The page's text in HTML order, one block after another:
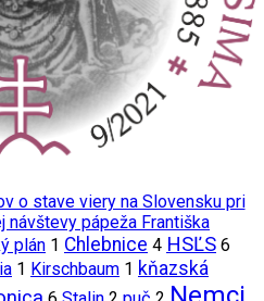
o stave viery na Slovensku pri
pápeža Františka
plán 1 Chlebnice 4 HSĽS 6
1 Kirschbaum 1 kňazská